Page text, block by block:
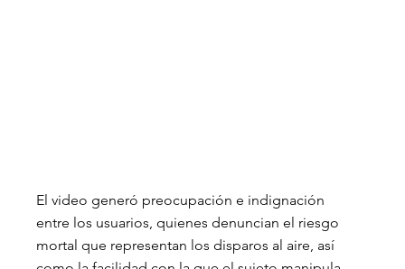
El video generó preocupación e indignación
entre los usuarios, quienes denuncian el riesgo
mortal que representan los disparos al aire, así